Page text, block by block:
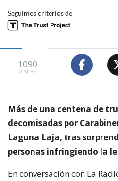
Seguimos criterios de
1090
visitas
Más de una centena de
decomisadas por
Laguna Laja, tras
personas infringiendo la
En conversación con La